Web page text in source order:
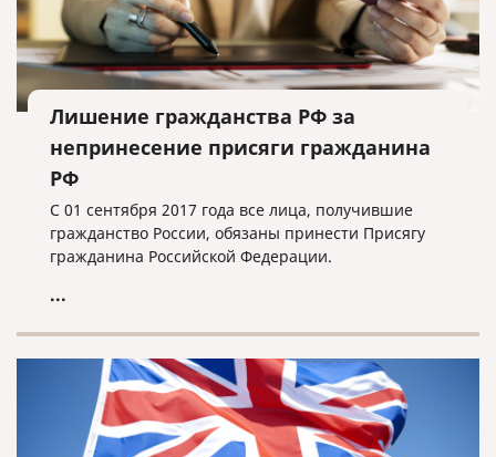
Лишение гражданства РФ за
непринесение присяги гражданина
РФ
С 01 сентября 2017 года все лица, получившие
гражданство России, обязаны принести Присягу
гражданина Российской Федерации.
...